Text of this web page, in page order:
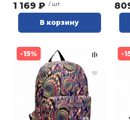
1 169 ₽ / шт.
В корзину
-15% -